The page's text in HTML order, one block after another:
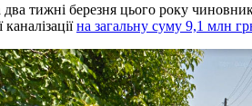
тижні березня цього року
на загальну суму 9,1 млн